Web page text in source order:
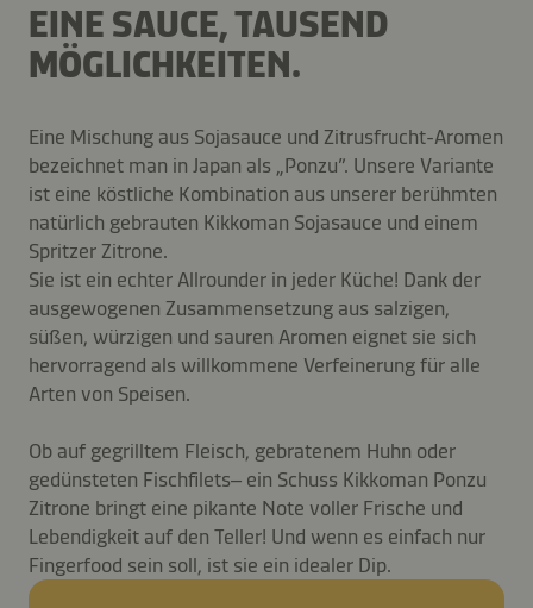
EINE SAUCE, TAUSEND
MÖGLICHKEITEN.
Eine Mischung aus Sojasauce und Zitrusfrucht-Aromen
bezeichnet man in Japan als „Ponzu”. Unsere Variante
ist eine köstliche Kombination aus unserer berühmten
natürlich gebrauten Kikkoman Sojasauce und einem
Spritzer Zitrone.
Sie ist ein echter Allrounder in jeder Küche! Dank der
ausgewogenen Zusammensetzung aus salzigen,
süßen, würzigen und sauren Aromen eignet sie sich
hervorragend als willkommene Verfeinerung für alle
Arten von Speisen.
Ob auf gegrilltem Fleisch, gebratenem Huhn oder
gedünsteten Fischfilets– ein Schuss Kikkoman Ponzu
Zitrone bringt eine pikante Note voller Frische und
Lebendigkeit auf den Teller! Und wenn es einfach nur
Fingerfood sein soll, ist sie ein idealer Dip.